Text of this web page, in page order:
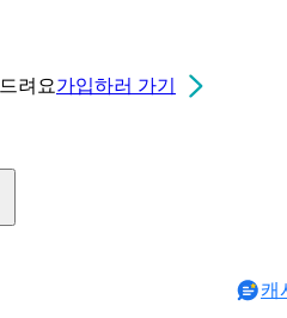
드려요가입하러 가기
캐